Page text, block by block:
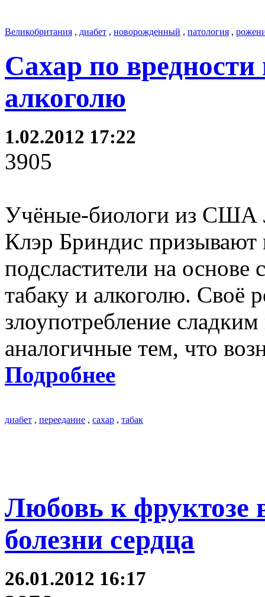
Великобритания , диабет , новорожденный , патология ,
Сахар по
алкоголю
1.02.2012 17:22
3905
Учёные-биологи из США
Клэр Бриндис призывают
подсластители на
табаку и алкоголю. Своё
злоупотребление
аналогичные тем, что
Подробнее
диабет , переедание , сахар , табак
Любовь к фруктозе
болезни сердца
26.01.2012 16:17